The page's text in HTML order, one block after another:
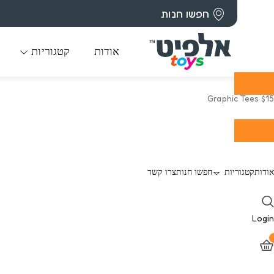
חפשו חנות
אודות קטגוריות
$15 Graphic Tees
אודותקטגוריות חפשו חנותצרו קשר
Login